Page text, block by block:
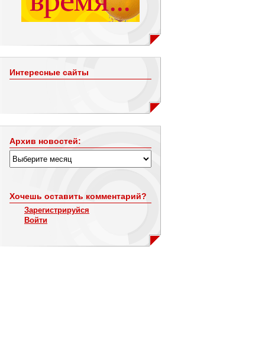
Интересные сайты
Архив новостей:
Хочешь оставить комментарий?
Зарегистрируйся
Войти